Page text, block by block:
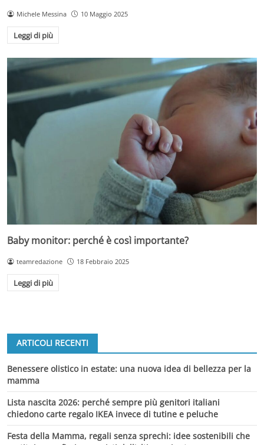
Michele Messina 10 Maggio 2025
Leggi di più
Baby monitor: perché è così importante?
teamredazione 18 Febbraio 2025
Leggi di più
ARTICOLI RECENTI
Benessere olistico in estate: una nuova idea di bellezza per la
mamma
Lista nascita 2026: perché sempre più genitori italiani
chiedono carte regalo IKEA invece di tutine e peluche
Festa della Mamma, regali senza sprechi: idee sostenibili che